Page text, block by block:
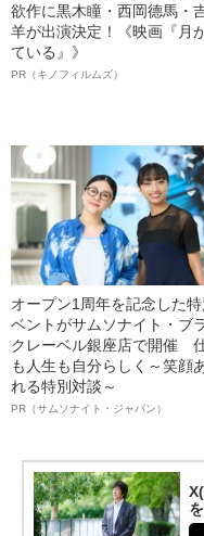
欲作に黒木瞳・西岡德馬・
羊が出演決定！《映画『月
ている』》
PR（キノフィルムズ）
オープン1周年を記念した特
ベントがサムソナイト・ブ
クレーベル銀座店で開催
も人生も自分らしく～笑顔
れる特別対談～
PR（サムソナイト・ジャパン）